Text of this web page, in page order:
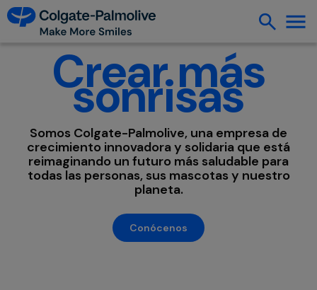
Crear más
sonrisas
Somos Colgate-Palmolive, una empresa de
crecimiento innovadora y solidaria que está
reimaginando un futuro más saludable para
todas las personas, sus mascotas y nuestro
planeta.
Conócenos